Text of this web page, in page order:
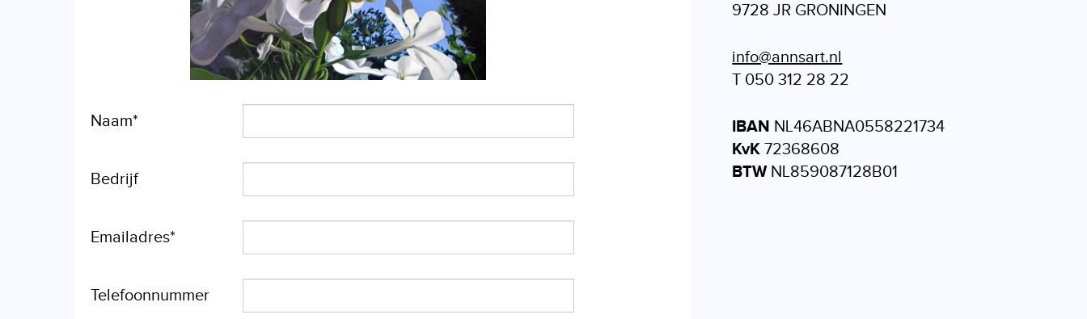
Naam*
Bedrijf
Emailadres*
Telefoonnummer
9728 JR GRONINGEN
info@annsart.nl
T 050 312 28 22
IBAN NL46ABNA0558221734
KvK 72368608
BTWNL859087128B01